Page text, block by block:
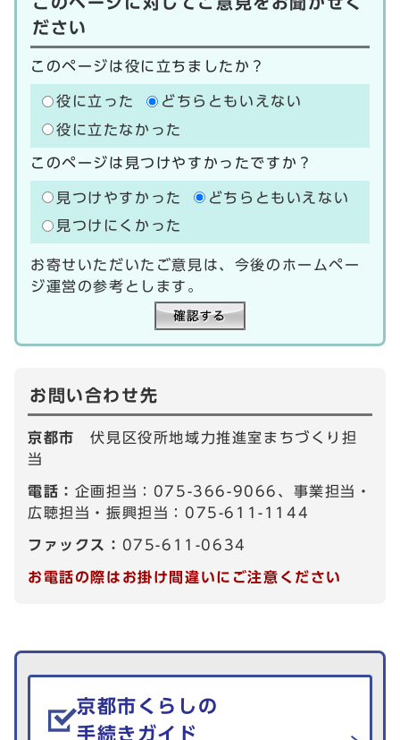
ださい
このページは役に立ちましたか？
役に立った
どちらともいえない
役に立たなかった
このページは見つけやすかったですか？
見つけやすかった
どちらともいえない
見つけにくかった
お寄せいただいたご意見は、今後のホームペー
ジ運営の参考とします。
お問い合わせ先
京都市伏見区役所地域力推進室まちづくり担
当
電話： 企画担当：075-366-9066、事業担当・
広聴担当・振興担当：075-611-1144
ファックス： 075-611-0634
お電話の際はお掛け間違いにご注意ください
生活情報を探す
京都市くらしの
手続きガイド